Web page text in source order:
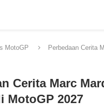
MotoGP Perbedaan Cerita
Cerita Marc
MotoGP 2027